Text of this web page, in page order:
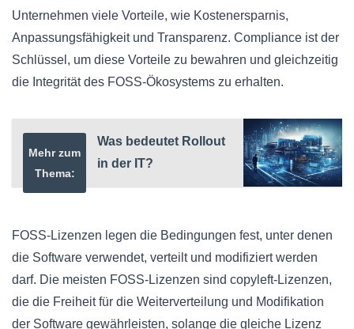
Unternehmen viele Vorteile, wie Kostenersparnis,
Anpassungsfähigkeit und Transparenz. Compliance ist der
Schlüssel, um diese Vorteile zu bewahren und gleichzeitig
die Integrität des FOSS-Ökosystems zu erhalten.
Mehr zum
Thema:
Was bedeutet Rollout
in der IT?
FOSS-Lizenzen legen die Bedingungen fest, unter denen
die Software verwendet, verteilt und modifiziert werden
darf. Die meisten FOSS-Lizenzen sind copyleft-Lizenzen,
die die Freiheit für die Weiterverteilung und Modifikation
der Software gewährleisten, solange die gleiche Lizenz